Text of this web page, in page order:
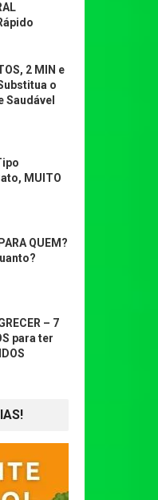
2 MIN e
o
Saudável
MUITO
QUEM?
– 7
para ter